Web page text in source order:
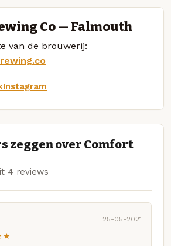
Co — Falmouth
van de brouwerij:
Instagram
zeggen over Comfort
4 reviews
25-05-2021